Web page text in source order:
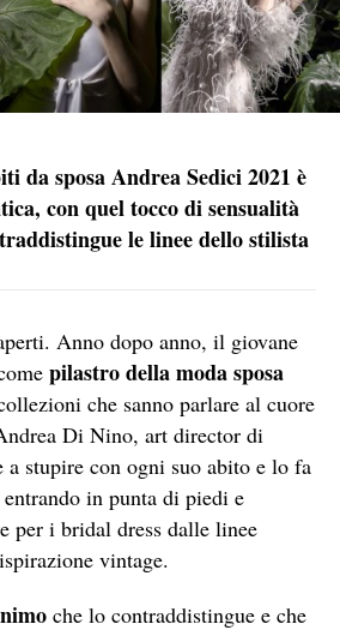
da sposa Andrea Sedici 2021 è
con quel tocco di sensualità
le linee dello stilista
Anno dopo anno, il giovane
pilastro della moda sposa
che sanno parlare al cuore
Di Nino, art director di
a stupire con ogni suo abito e lo fa
in punta di piedi e
per i bridal dress dalle linee
vintage.
che lo contraddistingue e che